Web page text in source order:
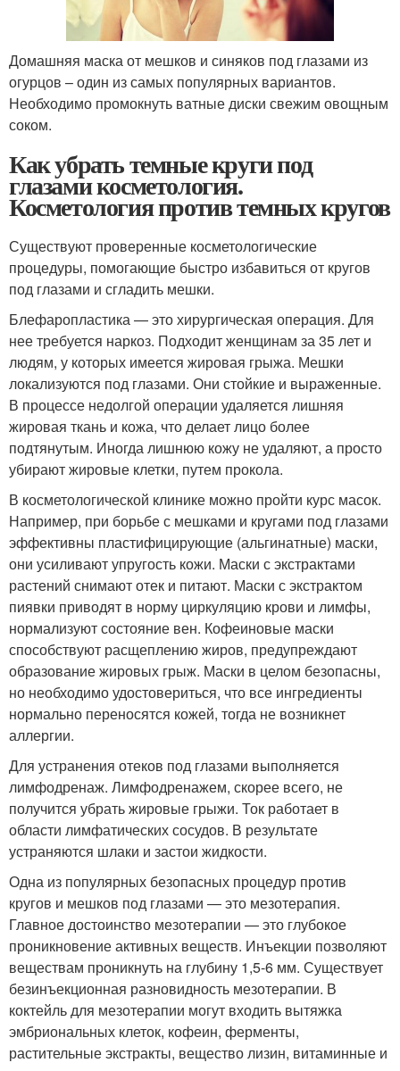
Домашняя маска от мешков и синяков под глазами из
огурцов – один из самых популярных вариантов.
Необходимо промокнуть ватные диски свежим овощным
соком.
Как убрать темные круги под
глазами косметология.
Косметология против темных кругов
Существуют проверенные косметологические
процедуры, помогающие быстро избавиться от кругов
под глазами и сгладить мешки.
Блефаропластика — это хирургическая операция. Для
нее требуется наркоз. Подходит женщинам за 35 лет и
людям, у которых имеется жировая грыжа. Мешки
локализуются под глазами. Они стойкие и выраженные.
В процессе недолгой операции удаляется лишняя
жировая ткань и кожа, что делает лицо более
подтянутым. Иногда лишнюю кожу не удаляют, а просто
убирают жировые клетки, путем прокола.
В косметологической клинике можно пройти курс масок.
Например, при борьбе с мешками и кругами под глазами
эффективны пластифицирующие (альгинатные) маски,
они усиливают упругость кожи. Маски с экстрактами
растений снимают отек и питают. Маски с экстрактом
пиявки приводят в норму циркуляцию крови и лимфы,
нормализуют состояние вен. Кофеиновые маски
способствуют расщеплению жиров, предупреждают
образование жировых грыж. Маски в целом безопасны,
но необходимо удостовериться, что все ингредиенты
нормально переносятся кожей, тогда не возникнет
аллергии.
Для устранения отеков под глазами выполняется
лимфодренаж. Лимфодренажем, скорее всего, не
получится убрать жировые грыжи. Ток работает в
области лимфатических сосудов. В результате
устраняются шлаки и застои жидкости.
Одна из популярных безопасных процедур против
кругов и мешков под глазами — это мезотерапия.
Главное достоинство мезотерапии — это глубокое
проникновение активных веществ. Инъекции позволяют
веществам проникнуть на глубину 1,5-6 мм. Существует
безинъекционная разновидность мезотерапии. В
коктейль для мезотерапии могут входить вытяжка
эмбриональных клеток, кофеин, ферменты,
растительные экстракты, вещество лизин, витаминные и